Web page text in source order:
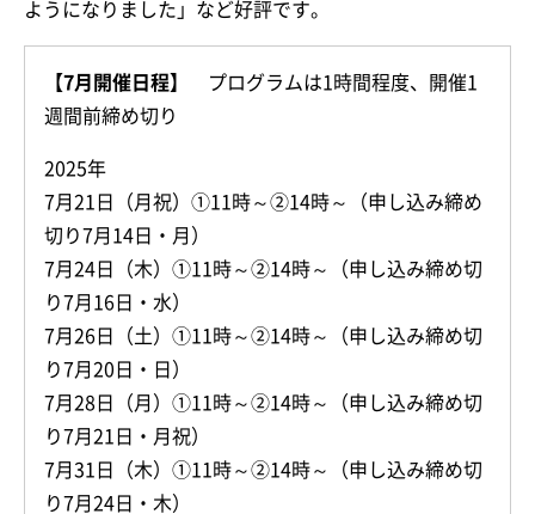
ようになりました」など好評です。
【7月開催日程】
プログラムは1時間程度、開催1
週間前締め切り
2025年
7月21日（月祝）①11時～②14時～（申し込み締め
切り7月14日・月）
7月24日（木）①11時～②14時～（申し込み締め切
り7月16日・水）
7月26日（土）①11時～②14時～（申し込み締め切
り7月20日・日）
7月28日（月）①11時～②14時～（申し込み締め切
り7月21日・月祝）
7月31日（木）①11時～②14時～（申し込み締め切
り7月24日・木）